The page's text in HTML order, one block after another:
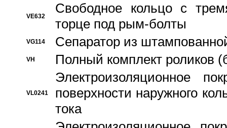
VE632
Свободное кольцо с
торце под рым-болты
VG114 Сепаратор из
VH Полный комплект роликов
VL0241
Электроизоляционное
поверхности наружного
тока